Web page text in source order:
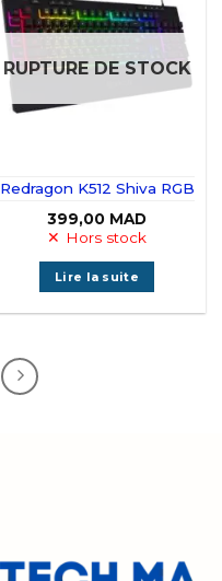
RUPTURE DE STOCK
Redragon K512 Shiva RGB
399,00 MAD
Hors stock
Lire la suite